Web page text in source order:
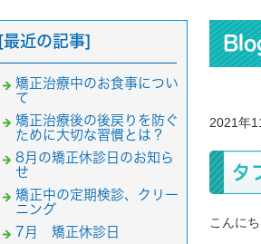
2021年
タ
こんに
[最近の記事]
矯正治療中のお食事につい
て
矯正治療後の後戻りを防ぐ
ために大切な習慣とは？
8月の矯正休診日のお知ら
せ
矯正中の定期検診、クリー
ニング
7月 矯正休診日